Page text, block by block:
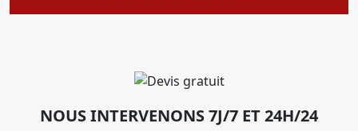
NOUS INTERVENONS 7J/7 ET 24H/24